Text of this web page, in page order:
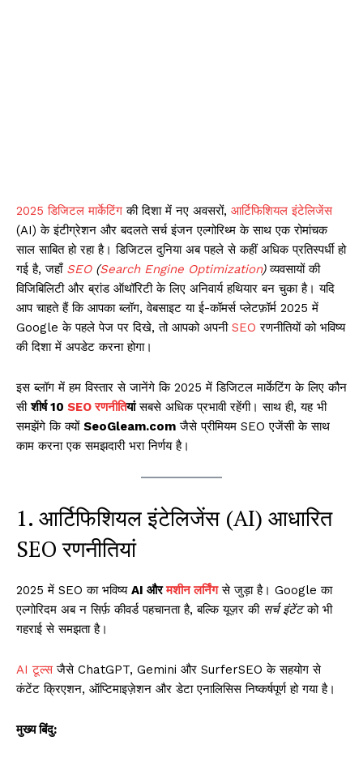
2025 डिजिटल मार्केटिंग की दिशा में नए अवसरों, आर्टिफिशियल इंटेलिजेंस
(AI) के इंटीग्रेशन और बदलते सर्च इंजन एल्गोरिथ्म के साथ एक रोमांचक
साल साबित हो रहा है। डिजिटल दुनिया अब पहले से कहीं अधिक प्रतिस्पर्धी हो
गई है, जहाँ SEO(Search Engine Optimization)व्यवसायों की
विजिबिलिटी और ब्रांड ऑथॉरिटी के लिए अनिवार्य हथियार बन चुका है। यदि
आप चाहते हैं कि आपका ब्लॉग, वेबसाइट या ई-कॉमर्स प्लेटफ़ॉर्म 2025 में
Google के पहले पेज पर दिखे, तो आपको अपनी SEO रणनीतियों को भविष्य
की दिशा में अपडेट करना होगा।
इस ब्लॉग में हम विस्तार से जानेंगे कि 2025 में डिजिटल मार्केटिंग के लिए कौन
सीशीर्ष 10 SEO रणनीतियांसबसे अधिक प्रभावी रहेंगी। साथ ही, यह भी
समझेंगे कि क्यों SeoGleam.com जैसे प्रीमियम SEO एजेंसी के साथ
काम करना एक समझदारी भरा निर्णय है।
1. आर्टिफिशियल इंटेलिजेंस (AI) आधारित
SEO रणनीतियां
2025 में SEO का भविष्य AI औरमशीन लर्निंगसे जुड़ा है। Google का
एल्गोरिदम अब न सिर्फ़ कीवर्ड पहचानता है, बल्कि यूज़र की सर्च इंटेंटको भी
गहराई से समझता है।
AI टूल्सजैसे ChatGPT, Gemini और SurferSEO के सहयोग से
कंटेंट क्रिएशन, ऑप्टिमाइज़ेशन और डेटा एनालिसिस निष्कर्षपूर्ण हो गया है।
मुख्य बिंदु: